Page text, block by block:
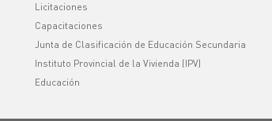
Licitaciones
Capacitaciones
Junta de Clasificación de Educación Secundaria
Instituto Provincial de la Vivienda (IPV)
Educación